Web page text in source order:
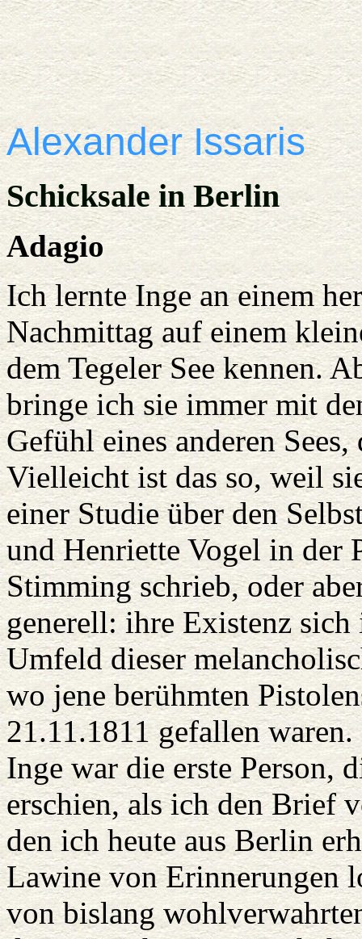
Alexander Issaris
Schicksale in Berlin
Adagio
Ich lernte Inge an einem
Nachmittag auf einem
dem Tegeler See kennen.
bringe ich sie immer mit
Gefühl eines anderen
Vielleicht ist das so, weil
einer Studie über den
und Henriette Vogel in der
Stimming schrieb, oder
generell: ihre Existenz
Umfeld dieser
wo jene berühmten
21.11.1811 gefallen waren.
Inge war die erste Person,
erschien, als ich den Brief
den ich heute aus Berlin
Lawine von Erinnerungen
von bislang